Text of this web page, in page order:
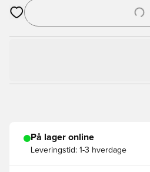
Åbner en Modal til at logge ind
På lager online
Leveringstid: 1-3 hverdage